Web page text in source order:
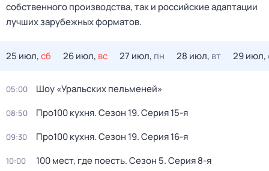
собственного производства, так и российские адаптации
лучших зарубежных форматов.
25 июл,сб 26 июл, вс 27 июл, пн 28 июл, вт 29 июл,
05:00 Шоу «Уральских пельменей»
08:50 Про100 кухня. Сезон 19. Серия 15-я
09:30 Про100 кухня. Сезон 19. Серия 16-я
10:00 100 мест, где поесть. Сезон 5. Серия 8-я